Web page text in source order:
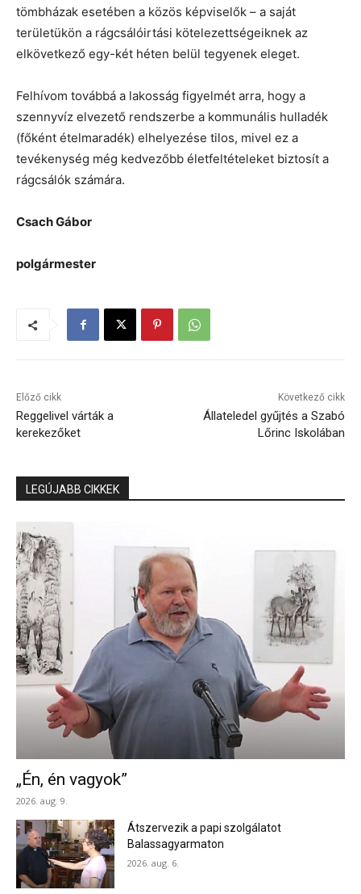
tömbházak esetében a közös képviselők – a saját
területükön a rágcsálóirtási kötelezettségeiknek az
elkövetkező egy-két héten belül tegyenek eleget.
Felhívom továbbá a lakosság figyelmét arra, hogy a
szennyvíz elvezető rendszerbe a kommunális hulladék
(főként ételmaradék) elhelyezése tilos, mivel ez a
tevékenység még kedvezőbb életfeltételeket biztosít a
rágcsálók számára.
Csach Gábor
polgármester
Előző cikk
Reggelivel várták a
kerekezőket
Következő cikk
Állateledel gyűjtés a Szabó
Lőrinc Iskolában
LEGÚJABB CIKKEK
„Én, én vagyok”
2026. aug. 9.
Átszervezik a papi szolgálatot
Balassagyarmaton
2026. aug. 6.